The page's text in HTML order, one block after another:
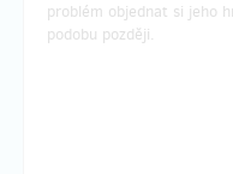
problém objednat si jeho
podobu později.